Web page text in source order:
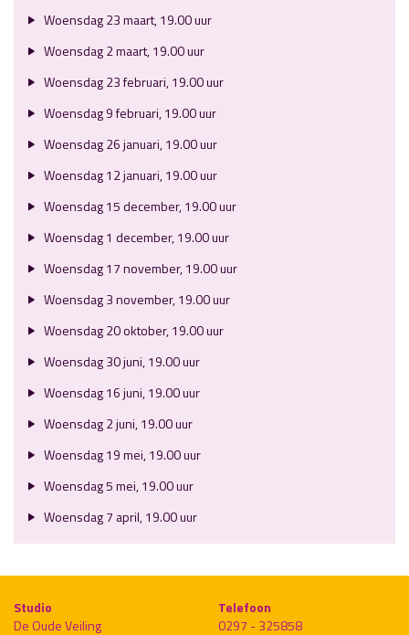
Woensdag 23 maart, 19.00 uur
Woensdag 2 maart, 19.00 uur
Woensdag 23 februari, 19.00 uur
Woensdag 9 februari, 19.00 uur
Woensdag 26 januari, 19.00 uur
Woensdag 12 januari, 19.00 uur
Woensdag 15 december, 19.00 uur
Woensdag 1 december, 19.00 uur
Woensdag 17 november, 19.00 uur
Woensdag 3 november, 19.00 uur
Woensdag 20 oktober, 19.00 uur
Woensdag 30 juni, 19.00 uur
Woensdag 16 juni, 19.00 uur
Woensdag 2 juni, 19.00 uur
Woensdag 19 mei, 19.00 uur
Woensdag 5 mei, 19.00 uur
Woensdag 7 april, 19.00 uur
Studio
De Oude Veiling
Telefoon
0297 - 325858